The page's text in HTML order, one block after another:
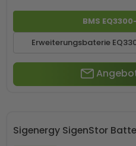
BMS
Erweiterungsbaterie
Sigenergy SigenStor